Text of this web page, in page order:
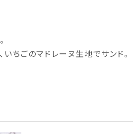
ちごのマドレーヌ生地でサンド。